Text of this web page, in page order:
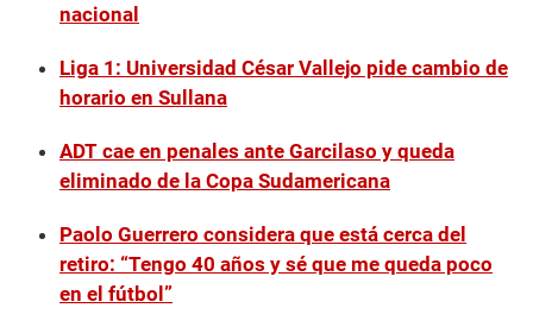
nacional
Liga 1: Universidad César Vallejo pide cambio de
horario en Sullana
ADT cae en penales ante Garcilaso y queda
eliminado de la Copa Sudamericana
Paolo Guerrero considera que está cerca del
retiro: “Tengo 40 años y sé que me queda poco
en el fútbol”